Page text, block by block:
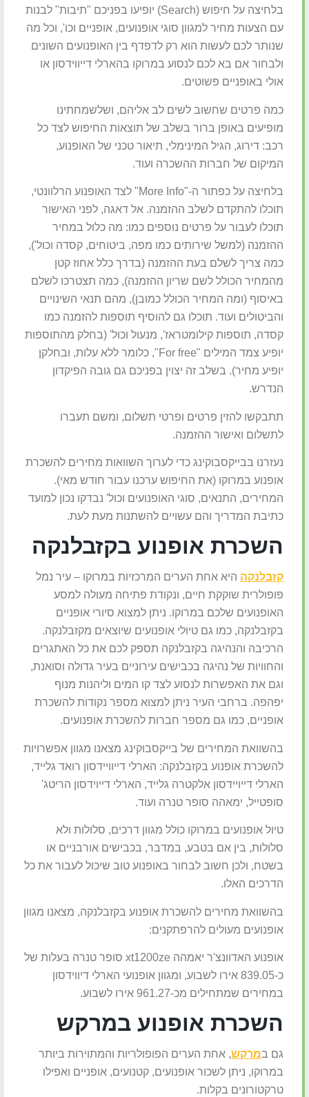
בלחיצה על חיפוש (Search) יופיעו בפניכם "תיבות" לבנות
עם הצעות מחיר למגוון סוגי אופנועים, אופניים וכו', וכל מה
שנותר לכם לעשות הוא רק לדפדף בין האופנועים השונים
ולבחור אם בא לכם לנסוע במרוקו בהארלי דייווידסון או
אולי באופניים פשוטים.
כמה פרטים שחשוב לשים לב אליהם, ושלשמחתינו
מופיעים באופן ברור בשלב של תוצאות החיפוש לצד כל
רכב: דירוג, הגיל המינימלי, תיאור טכני של האופנוע,
המיקום של חברות ההשכרה ועוד.
בלחיצה על כפתור ה-"More Info" לצד האופנוע הרלוונטי,
תוכלו להתקדם לשלב ההזמנה. אל דאגה, לפני האישור
תוכלו לעבור על פרטים נוספים כמו: מה כלול במחיר
ההזמנה (למשל שירותים כמו מפה, ביטוחים, קסדה וכול'),
כמה צריך לשלם בעת ההזמנה (בדרך כלל אחוז קטן
מהמחיר הכולל לשם שריון ההזמנה), כמה תצטרכו לשלם
באיסוף (ומה המחיר הכולל כמובן), מהם תנאי השינויים
והביטולים ועוד. תוכלו גם להוסיף תוספות להזמנה כמו
קסדה, תוספות קילומטראז', מנעול וכול' (בחלק מהתוספות
יופיע צמד המילים "For free", כלומר ללא עלות, ובחלקן
יופיע מחיר). בשלב זה יצוין בפניכם גם גובה הפיקדון
הנדרש.
תתבקשו להזין פרטים ופרטי תשלום, ומשם תעברו
לתשלום ואישור ההזמנה.
נעזרנו בבייקסבוקינג כדי לערוך השוואות מחירים להשכרת
אופנוע במרוקו (את החיפוש ערכנו עבור חודש מאי).
המחירים, התנאים, סוגי האופנועים וכול' נבדקו נכון למועד
כתיבת המדריך והם עשויים להשתנות מעת לעת.
השכרת אופנוע בקזבלנקה
קזבלנקה היא אחת הערים המרכזיות במרוקו – עיר נמל
פופולרית שוקקת חיים, ונקודת פתיחה מעולה למסע
האופנועים שלכם במרוקו. ניתן למצוא סיורי אופניים
בקזבלנקה, כמו גם טיולי אופנועים שיוצאים מקזבלנקה.
הרכיבה והנהיגה בקזבלנקה תספק לכם את כל האתגרים
והחוויות של נהיגה בכבישים עירוניים בעיר גדולה וסואנת,
וגם את האפשרות לנסוע לצד קו המים וליהנות מנוף
יפהפה. ברחבי העיר ניתן למצוא מספר נקודות להשכרת
אופניים, כמו גם מספר חברות להשכרת אופנועים.
בהשוואת המחירים של בייקסבוקינג מצאנו מגוון אפשרויות
להשכרת אופנוע בקזבלנקה: הארלי דייוויידסון רואד גלייד,
הארלי דייויידסון אלקטרה גלייד, הארלי דייוידסון הריטג'
סופטייל, ימאהה סופר טנרה ועוד.
טיול אופנועים במרוקו כולל מגוון דרכים, סלולות ולא
סלולות, בין אם בטבע, במדבר, בכבישים אורבניים או
בשטח, ולכן חשוב לבחור באופנוע טוב שיכול לעבור את כל
הדרכים האלו.
בהשוואת מחירים להשכרת אופנוע בקזבלנקה, מצאנו מגוון
אופנועים מעולים להרפתקנים:
אופנוע האדוונצ'ר יאמהה xt1200ze סופר טנרה בעלות של
כ-839.05 אירו לשבוע, ומגוון אופנועי הארלי דיווידסון
במחירים שמתחילים מכ-961.27 אירו לשבוע.
השכרת אופנוע במרקש
גם במרקש, אחת הערים הפופולריות והמתוירות ביותר
במרוקו, ניתן לשכור אופנועים, קטנועים, אופניים ואפילו
טרקטורונים בקלות.